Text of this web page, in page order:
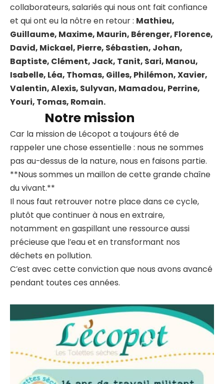
collaborateurs, salariés qui nous ont fait confiance
et qui ont eu la nôtre en retour : Mathieu,
Guillaume, Maxime, Maurin, Bérenger, Florence,
David, Mickael, Pierre, Sébastien, Johan,
Baptiste, Clément, Jack, Tanit, Sari, Manou,
Isabelle, Léa, Thomas, Gilles, Philémon, Xavier,
Valentin, Alexis, Sulyvan, Mamadou, Perrine,
Youri, Tomas, Romain.
Notre mission
Car la mission de Lécopot a toujours été de
rappeler une chose essentielle : nous ne sommes
pas au-dessus de la nature, nous en faisons partie.
**Nous sommes un maillon de cette grande chaîne
du vivant.**
Il nous faut retrouver notre place dans ce cycle,
plutôt que continuer à nous en extraire,
notamment en gaspillant une ressource aussi
précieuse que l’eau et en transformant nos
déchets en pollution.
C’est avec cette conviction que nous avons avancé
pendant toutes ces années.